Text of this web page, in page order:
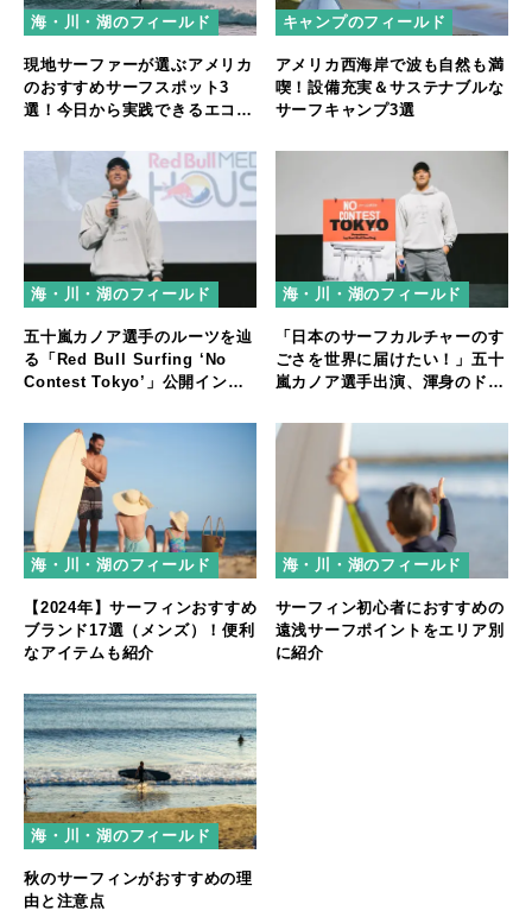
海・川・湖のフィールド
現地サーファーが選ぶアメリカ
のおすすめサーフスポット3
選！今日から実践できるエコサ
キャンプのフィールド
アメリカ西海岸で波も自然も満
喫！設備充実＆サステナブルな
サーフキャンプ3選
海・川・湖のフィールド
五十嵐カノア選手のルーツを辿
る「Red Bull Surfing ‘No
Contest Tokyo’」公開インタ
海・川・湖のフィールド
「日本のサーフカルチャーのす
ごさを世界に届けたい！」五十
嵐カノア選手出演、渾身のドキ
海・川・湖のフィールド
【2024年】サーフィンおすすめ
ブランド17選（メンズ）！便利
なアイテムも紹介
海・川・湖のフィールド
サーフィン初心者におすすめの
遠浅サーフポイントをエリア別
に紹介
海・川・湖のフィールド
秋のサーフィンがおすすめの理
由と注意点